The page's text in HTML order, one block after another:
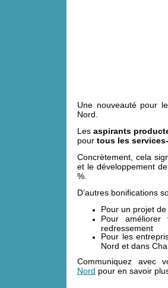
Une nouveauté pour
Nord.
Lesaspirants
pour tous les
Concrètement, cela
et le développement
%.
D’autres bonifications
Pour un projet
Pour
redressement
Pour les
Nord et dans
Communiquez avec
Nord pour en savoir